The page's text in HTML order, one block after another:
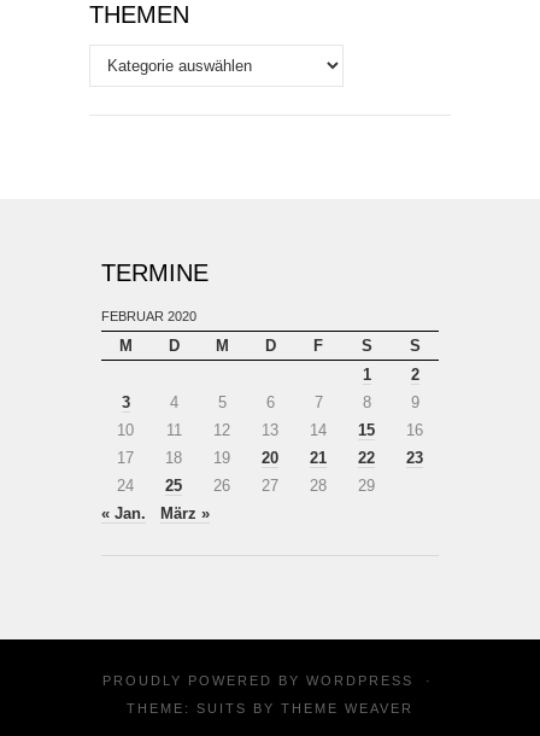
THEMEN
Themen
TERMINE
FEBRUAR 2020
M D M D F S
S
1
2
3
4 5 6 7 8
9
10
11 12 13 14 15
16
17
18 19 20 21 22
23
24
25 26 27 28
29
« Jan.
März »
PROUDLY POWERED BY WORDPRESS
·
THEME: SUITS BY THEME WEAVER